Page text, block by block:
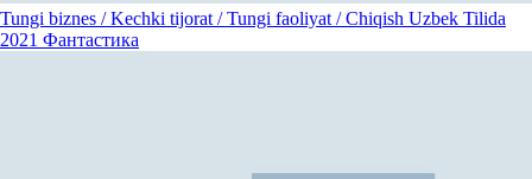
Tungi biznes / Kechki tijorat / Tungi faoliyat / Chiqish Uzbek Tilida
2021 Фантастика